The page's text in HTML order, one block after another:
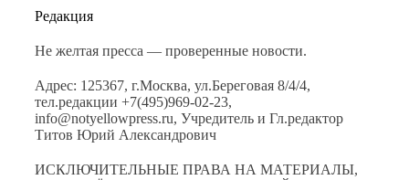
Редакция
Не желтая пресса — проверенные новости.
Адрес: 125367, г.Москва, ул.Береговая 8/4/4,
тел.редакции +7(495)969-02-23,
info@notyellowpress.ru, Учредитель и Гл.редактор
Титов Юрий Александрович
ИСКЛЮЧИТЕЛЬНЫЕ ПРАВА НА МАТЕРИАЛЫ,